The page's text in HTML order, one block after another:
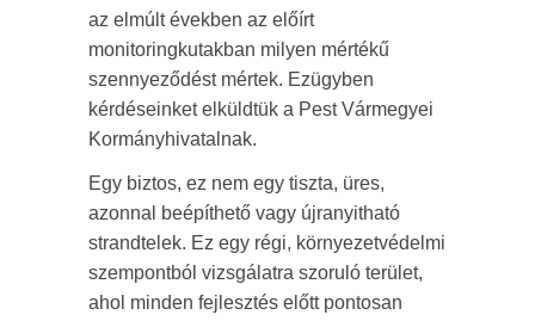
az elmúlt években az előírt
monitoringkutakban milyen mértékű
szennyeződést mértek. Ezügyben
kérdéseinket elküldtük a Pest Vármegyei
Kormányhivatalnak.
Egy biztos, ez nem egy tiszta, üres,
azonnal beépíthető vagy újranyitható
strandtelek. Ez egy régi, környezetvédelmi
szempontból vizsgálatra szoruló terület,
ahol minden fejlesztés előtt pontosan